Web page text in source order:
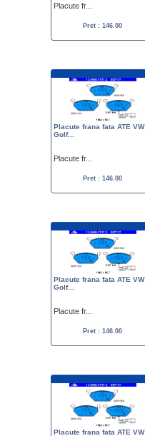
Placute fr...
Pret : 146.00
Placute frana fata ATE VW
Golf...
Placute fr...
Pret : 146.00
Placute frana fata ATE VW
Golf...
Placute fr...
Pret : 146.00
Placute frana fata ATE VW